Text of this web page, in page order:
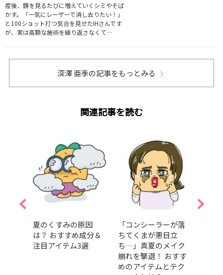
産後、鏡を見るたびに増えていくシミやそば
かす。「一気にレーザーで消し去りたい！」
と100ショット打つ気合を見せたIHさんです
が、実は高額な施術を繰り返さなくて…
深澤 亜季の記事をもっとみる
関連記事を読む
夏のくすみの原因
は？ おすすめ成分＆
注目アイテム3選
「コンシーラーが落
ちてくまが悪目立
ち…」真夏のメイク
崩れを撃退！ おすす
めのアイテムとテク